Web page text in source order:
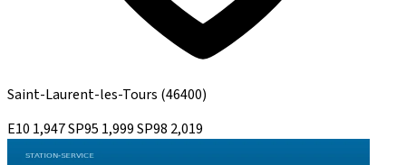
Saint-Laurent-les-Tours (46400)
E10 1,947SP95 1,999SP98 2,019